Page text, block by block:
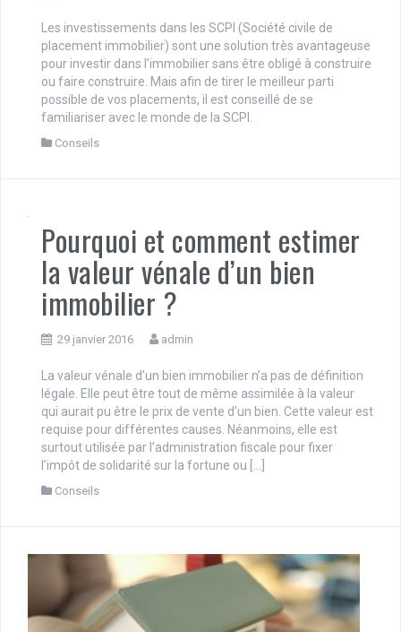
Les investissements dans les SCPI (Société civile de
placement immobilier) sont une solution très avantageuse
pour investir dans l’immobilier sans être obligé à construire
ou faire construire. Mais afin de tirer le meilleur parti
possible de vos placements, il est conseillé de se
familiariser avec le monde de la SCPI.
Conseils
Pourquoi et comment estimer
la valeur vénale d’un bien
immobilier ?
29 janvier 2016 admin
La valeur vénale d’un bien immobilier n’a pas de définition
légale. Elle peut être tout de même assimilée à la valeur
qui aurait pu être le prix de vente d’un bien. Cette valeur est
requise pour différentes causes. Néanmoins, elle est
surtout utilisée par l’administration fiscale pour fixer
l’impôt de solidarité sur la fortune ou […]
Conseils